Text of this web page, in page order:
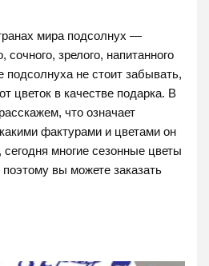
мира подсолнух —
сочного, зрелого, напитанного
не стоит забывать,
цветок в качестве подарка. В
что означает
фактурами и цветами он
сегодня многие сезонные цветы
вы можете заказать